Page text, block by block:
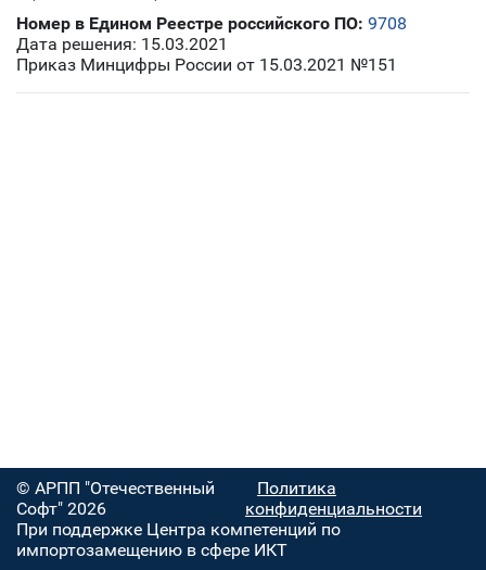
Номер в Едином Реестре российского ПО: 9708
Дата решения: 15.03.2021
Приказ Минцифры России от 15.03.2021 №151
© АРПП "Отечественный
Софт" 2026
Политика
конфиденциальности
При поддержке Центра компетенций по
импортозамещению в сфере ИКТ